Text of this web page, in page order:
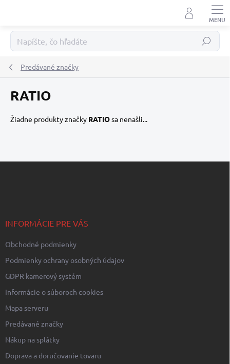
Hľadať
Predávané značky
RATIO
Žiadne produkty značky RATIOsa nenašli...
INFORMÁCIE PRE VÁS
Obchodné podmienky
Podmienky ochrany osobných údajov
GDPR kamerový systém
Informácie o súboroch cookies
Mapa serveru
Predávané značky
Nákup na splátky
Doprava a doručovanie tovaru